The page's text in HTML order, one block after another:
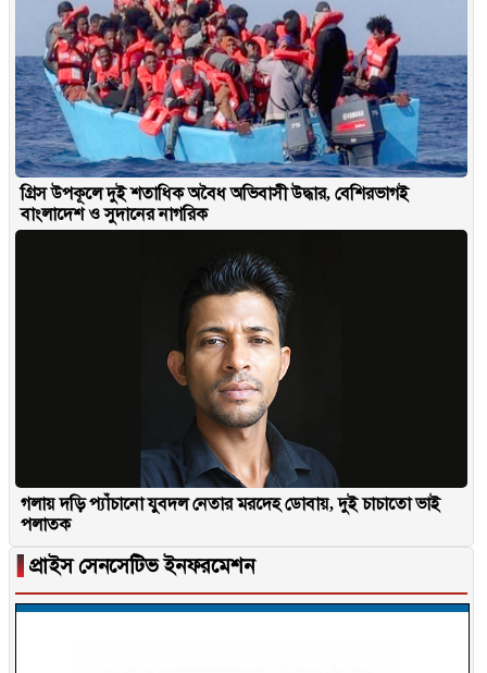
গ্রিস উপকূলে দুই শতাধিক অবৈধ অভিবাসী উদ্ধার, বেশিরভাগই
বাংলাদেশ ও সুদানের নাগরিক
গলায় দড়ি প্যাঁচানো যুবদল নেতার মরদেহ ডোবায়, দুই চাচাতো ভাই
পলাতক
▐ প্রাইস সেনসেটিভ ইনফরমেশন